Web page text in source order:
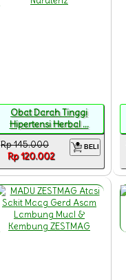
Obat Darah Tinggi
Hipertensi Herbal ...
Rp 145.000
Rp 120.002
BELI